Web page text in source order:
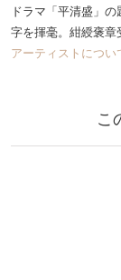
ドラマ「平清盛」
字を揮毫。紺綬褒章
アーティストについ
こ